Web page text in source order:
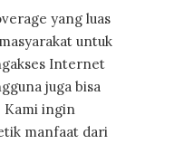
yang luas
untuk
Internet
juga bisa
Kami ingin
manfaat dari